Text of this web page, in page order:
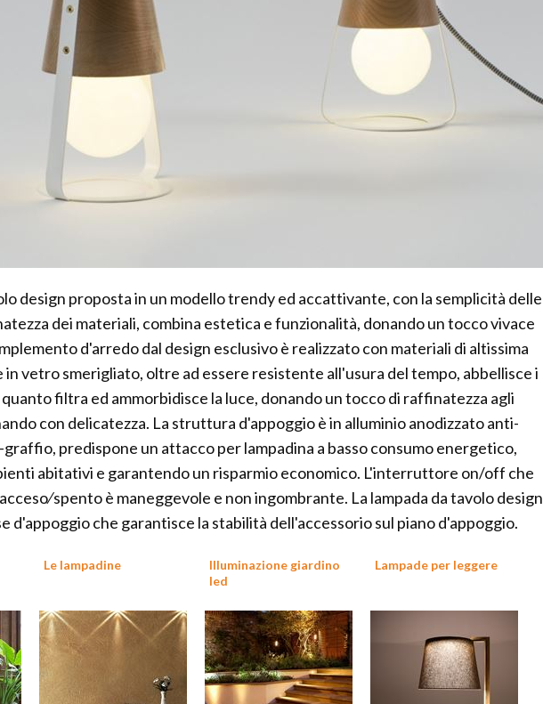
design proposta in un modello trendy ed accattivante, con la semplicità delle
dei materiali, combina estetica e funzionalità, donando un tocco vivace
d'arredo dal design esclusivo è realizzato con materiali di altissima
in vetro smerigliato, oltre ad essere resistente all'usura del tempo, abbellisce i
quanto filtra ed ammorbidisce la luce, donando un tocco di raffinatezza agli
con delicatezza. La struttura d'appoggio è in alluminio anodizzato anti-
predispone un attacco per lampadina a basso consumo energetico,
abitativi e garantendo un risparmio economico. L'interruttore on/off che
è maneggevole e non ingombrante. La lampada da tavolo design
d'appoggio che garantisce la stabilità dell'accessorio sul piano d'appoggio.
Le lampadine
Illuminazione giardino
led
Lampade per leggere